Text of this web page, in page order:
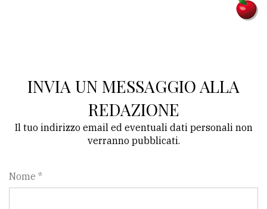
INVIA UN MESSAGGIO ALLA
REDAZIONE
Il tuo indirizzo email ed eventuali dati personali non
verranno pubblicati.
Nome *